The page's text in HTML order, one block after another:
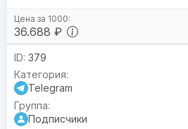
36.688 ₽
379
Telegram
Подписчики